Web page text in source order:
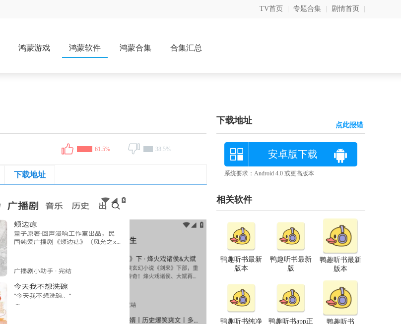
TV首页 专题合集 剧情首页
鸿蒙游戏 鸿蒙软件 鸿蒙合集 合集汇总
61.5% 38.5%
下载地址
下载地址 点此报错
安卓版下载
系统要求：Android 4.0 或更高版本
相关软件
鸭趣听书最新
版本
鸭趣听书最新
版
鸭趣听书最新
版本
鸭趣听书
鸭趣听书app正
鸭趣听书纯净